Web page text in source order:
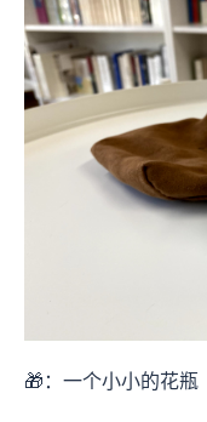
🎁：一个小小的花瓶